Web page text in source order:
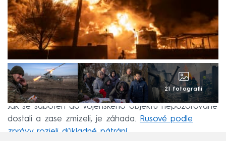
21 fotografií
Jak se sabotéři do vojenského objektu nepozorovaně
dostali a zase zmizeli, je záhada. Rusové podle
zprávy rozjeli důkladné pátrání.